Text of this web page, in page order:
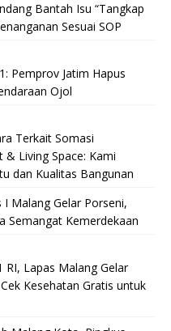
Bantah Isu “Tangkap
Sesuai SOP
Pemprov Jatim Hapus
Ojol
Terkait Somasi
& Living Space: Kami
dan Kualitas Bangunan
I Malang Gelar Porseni,
Semangat Kemerdekaan
RI, Lapas Malang Gelar
Kesehatan Gratis untuk